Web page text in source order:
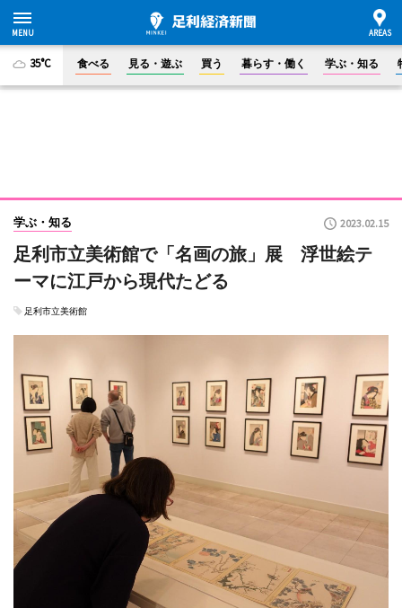
35°C 食べる 見る・遊ぶ 買う 暮らす・働く 学ぶ・知る
学ぶ・知る 2023.02.15
足利市立美術館で「名画の旅」展 浮世絵テ
ーマに江戸から現代たどる
足利市立美術館